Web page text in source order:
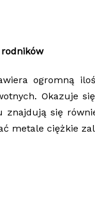
ogromną
Okazuje
znajdują się
metale ciężkie